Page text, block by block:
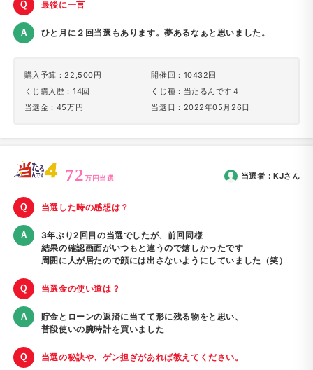
最後に一言
ひと月に２回当選もあります。夢あるなぁと思いました。
購入予算：22,500円
くじ購入歴：14回
当選金：45万円
開催回：10432回
くじ種：当たるんです４
当選日：2022年05月26日
72万円当選 当選者：KJさん
当選した時の感想は？
3年ぶり2回目の当選でしたが、前回同様
結果の確認画面がいつもと違うので嬉しかったです
周囲に人が居たので顔には出さないようにしていました（笑）
当選金の使い道は？
貯金とローンの返済に当てて形に残る物をと思い、
普段使いの腕時計を買いました
当選の秘訣や、ゲン担ぎがあれば教えてください。